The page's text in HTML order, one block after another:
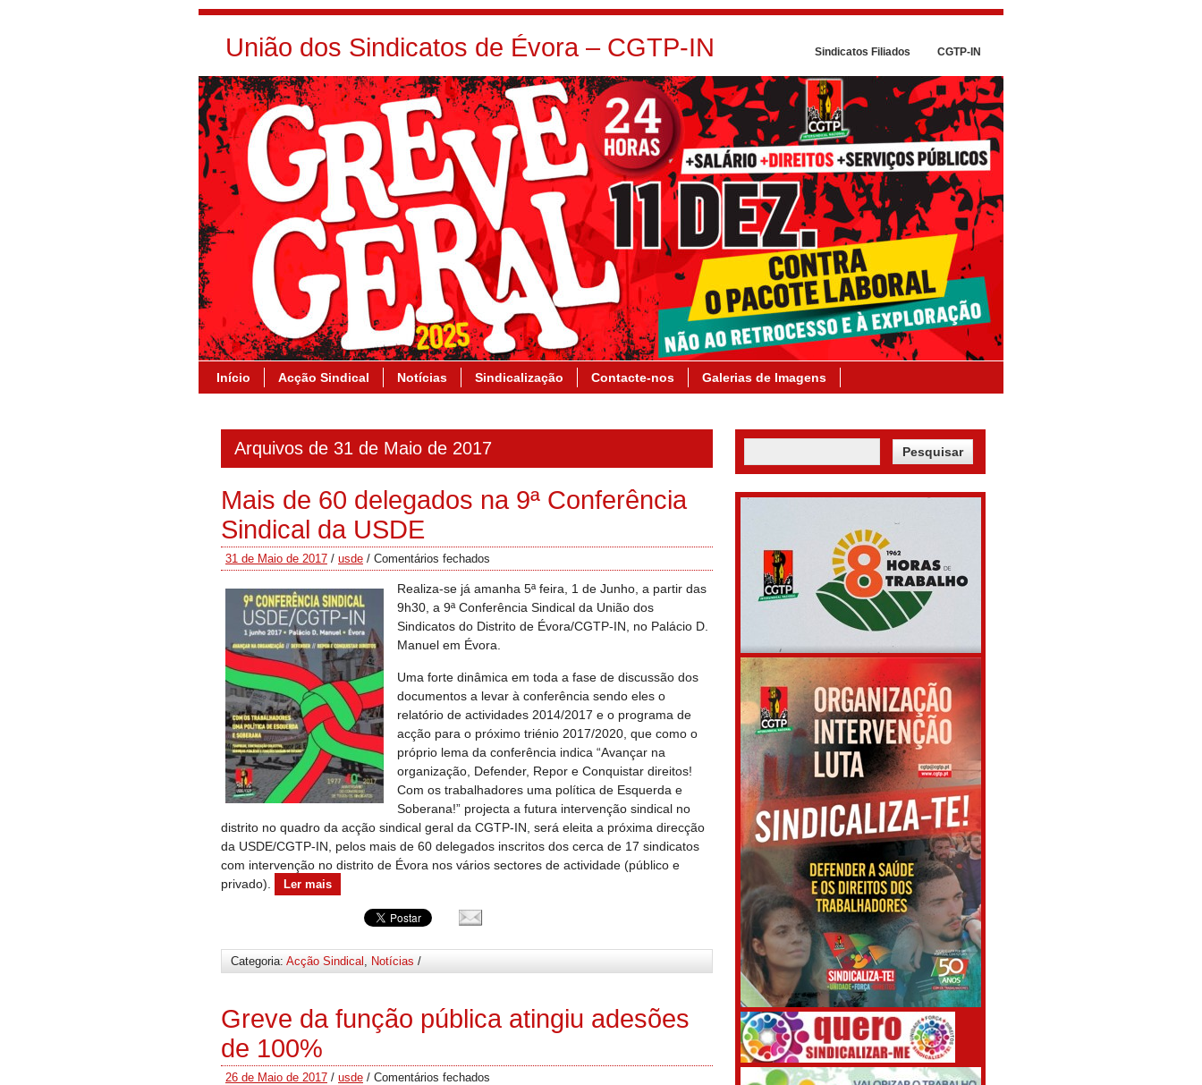
União dos Sindicatos de Évora – CGTP-IN Sindicatos Filiados CGTP-IN
Início Acção Sindical Notícias Sindicalização Contacte-nos Galerias de Imagens
Arquivos de 31 de Maio de 2017
Mais de 60 delegados na 9ª Conferência
Sindical da USDE
31 de Maio de 2017 / usde / Comentários fechados
Realiza-se já amanha 5ª feira, 1 de Junho, a partir das
9h30, a 9ª Conferência Sindical da União dos
Sindicatos do Distrito de Évora/CGTP-IN, no Palácio D.
Manuel em Évora.
Uma forte dinâmica em toda a fase de discussão dos
documentos a levar à conferência sendo eles o
relatório de actividades 2014/2017 e o programa de
acção para o próximo triénio 2017/2020, que como o
próprio lema da conferência indica “Avançar na
organização, Defender, Repor e Conquistar direitos!
Com os trabalhadores uma política de Esquerda e
Soberana!” projecta a futura intervenção sindical no
distrito no quadro da acção sindical geral da CGTP-IN, será eleita a próxima direcção
da USDE/CGTP-IN, pelos mais de 60 delegados inscritos dos cerca de 17 sindicatos
com intervenção no distrito de Évora nos vários sectores de actividade (público e
privado).
Ler mais
Categoria: Acção Sindical , Notícias /
Greve da função pública atingiu adesões
de 100%
26 de Maio de 2017 / usde / Comentários fechados